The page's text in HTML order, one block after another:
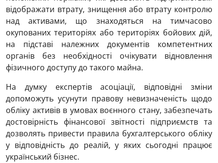
відображати втрату, знищення або втрату контролю
над активами, що знаходяться на тимчасово
окупованих територіях або територіях бойових дій,
на підставі належних документів компетентних
органів без необхідності очікувати відновлення
фізичного доступу до такого майна.
На думку експертів асоціації, відповідні зміни
допоможуть усунути правову невизначеність щодо
обліку активів в умовах воєнного стану, забезпечать
достовірність фінансової звітності підприємств та
дозволять привести правила бухгалтерського обліку
у відповідність до реалій, у яких сьогодні працює
український бізнес.